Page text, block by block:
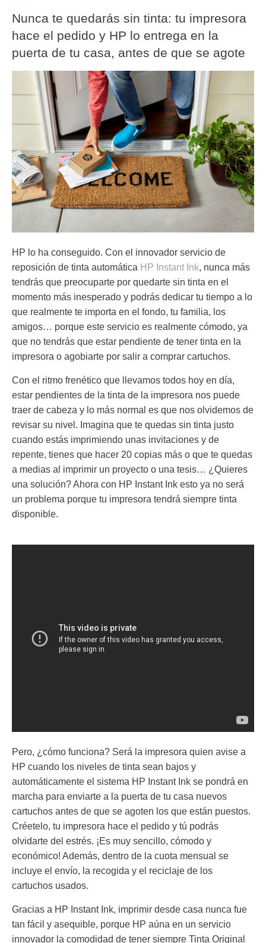
Nunca te quedarás sin tinta: tu impresora
hace el pedido y HP lo entrega en la
puerta de tu casa, antes de que se agote
HP lo ha conseguido. Con el innovador servicio de
reposición de tinta automática HP Instant Ink, nunca más
tendrás que preocuparte por quedarte sin tinta en el
momento más inesperado y podrás dedicar tu tiempo a lo
que realmente te importa en el fondo, tu familia, los
amigos… porque este servicio es realmente cómodo, ya
que no tendrás que estar pendiente de tener tinta en la
impresora o agobiarte por salir a comprar cartuchos.
Con el ritmo frenético que llevamos todos hoy en día,
estar pendientes de la tinta de la impresora nos puede
traer de cabeza y lo más normal es que nos olvidemos de
revisar su nivel. Imagina que te quedas sin tinta justo
cuando estás imprimiendo unas invitaciones y de
repente, tienes que hacer 20 copias más o que te quedas
a medias al imprimir un proyecto o una tesis… ¿Quieres
una solución? Ahora con HP Instant Ink esto ya no será
un problema porque tu impresora tendrá siempre tinta
disponible.
Pero, ¿cómo funciona? Será la impresora quien avise a
HP cuando los niveles de tinta sean bajos y
automáticamente el sistema HP Instant Ink se pondrá en
marcha para enviarte a la puerta de tu casa nuevos
cartuchos antes de que se agoten los que están puestos.
Créetelo, tu impresora hace el pedido y tú podrás
olvidarte del estrés. ¡Es muy sencillo, cómodo y
económico! Además, dentro de la cuota mensual se
incluye el envío, la recogida y el reciclaje de los
cartuchos usados.
Gracias a HP Instant Ink, imprimir desde casa nunca fue
tan fácil y asequible, porque HP aúna en un servicio
innovador la comodidad de tener siempre Tinta Original